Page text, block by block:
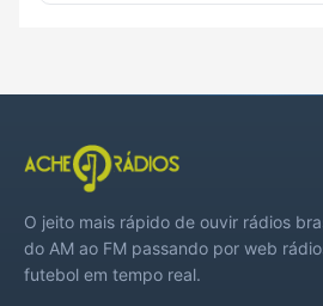
O jeito mais rápido de ouvir rádios
do AM ao FM passando por web
futebol em tempo real.